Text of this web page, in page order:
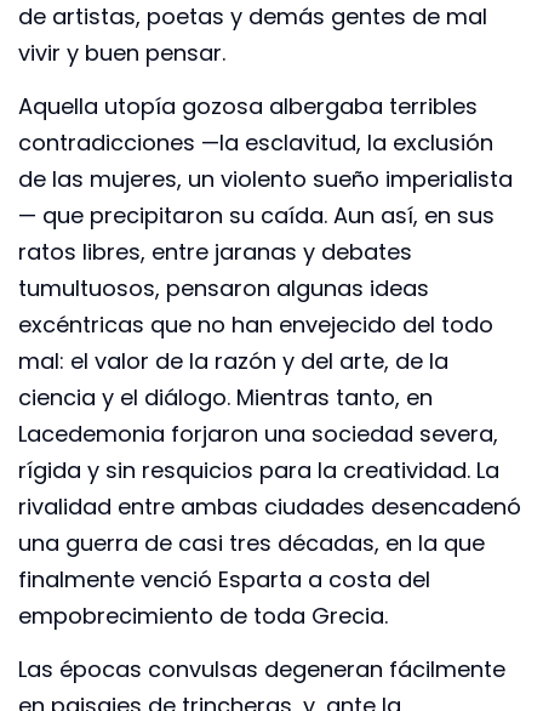
de artistas, poetas y demás gentes de mal
vivir y buen pensar.
Aquella utopía gozosa albergaba terribles
contradicciones —la esclavitud, la exclusión
de las mujeres, un violento sueño imperialista
— que precipitaron su caída. Aun así, en sus
ratos libres, entre jaranas y debates
tumultuosos, pensaron algunas ideas
excéntricas que no han envejecido del todo
mal: el valor de la razón y del arte, de la
ciencia y el diálogo. Mientras tanto, en
Lacedemonia forjaron una sociedad severa,
rígida y sin resquicios para la creatividad. La
rivalidad entre ambas ciudades desencadenó
una guerra de casi tres décadas, en la que
finalmente venció Esparta a costa del
empobrecimiento de toda Grecia.
Las épocas convulsas degeneran fácilmente